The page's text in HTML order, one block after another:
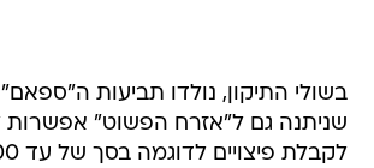
בשולי התיקון, נולדו תביעות
שניתנה גם ל"אזרח הפשוט" אפשרות